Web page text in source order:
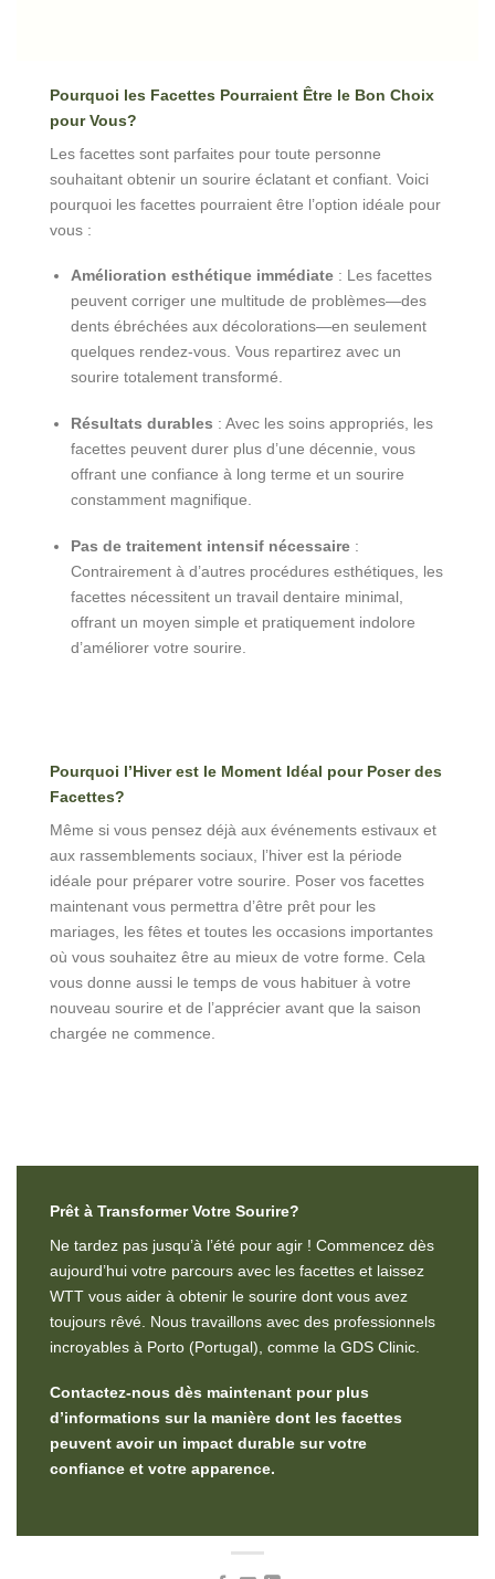
Pourquoi les Facettes Pourraient Être le Bon Choix
pour Vous?
Les facettes sont parfaites pour toute personne
souhaitant obtenir un sourire éclatant et confiant. Voici
pourquoi les facettes pourraient être l’option idéale pour
vous :
Amélioration esthétique immédiate: Les facettes
peuvent corriger une multitude de problèmes—des
dents ébréchées aux décolorations—en seulement
quelques rendez-vous. Vous repartirez avec un
sourire totalement transformé.
Résultats durables : Avec les soins appropriés, les
facettes peuvent durer plus d’une décennie, vous
offrant une confiance à long terme et un sourire
constamment magnifique.
Pas de traitement intensif nécessaire:
Contrairement à d’autres procédures esthétiques, les
facettes nécessitent un travail dentaire minimal,
offrant un moyen simple et pratiquement indolore
d’améliorer votre sourire.
Pourquoi l’Hiver est le Moment Idéal pourPoser des
Facettes?
Même si vous pensez déjà aux événements estivaux et
aux rassemblements sociaux l’hiver est la période
idéale pour préparer votre sourire . Poser vos facettes
maintenant vous permettra d’être prêt pour les
mariages les fêtes et toutes les occasions importantes
où vous souhaitez être au mieux de votre forme. Cela
vous donne aussi le temps de vous habituer à votre
nouveau sourire et de l’apprécier avant que la saison
chargée ne commence
Prêt à TransformerVotre Sourire?
Ne tardez pas jusqu’à l’été pour agir ! Commencez dès
aujourd’hui votre parcours avec les facettes et laissez
WTT vous aider à obtenir le sourire dont vous avez
toujours rêvé. Nous travaillons avec des professionnels
incroyables à Porto (Portugal), comme la GDS Clinic.
Contactez-nous dès maintenant pour plus
d’informations sur la manière dont les facettes
peuvent avoir un impact durable sur votre
confiance et votre apparence.